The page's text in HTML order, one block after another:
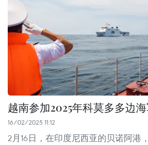
越南参加2025年科莫多多边
16/02/2025 11:12
2月16日，在印度尼西亚的贝诺阿港